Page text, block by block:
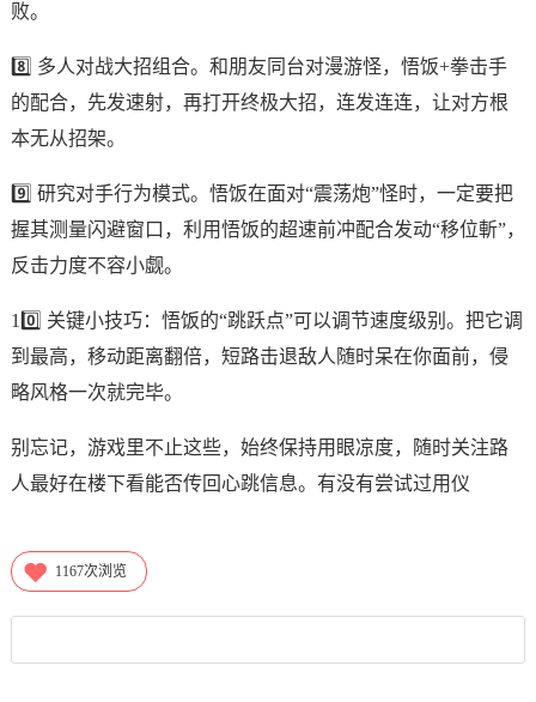
败。
8️⃣ 多人对战大招组合。和朋友同台对漫游怪，悟饭+拳击手
的配合，先发速射，再打开终极大招，连发连连，让对方根
本无从招架。
9️⃣ 研究对手行为模式。悟饭在面对“震荡炮”怪时，一定要把
握其测量闪避窗口，利用悟饭的超速前冲配合发动“移位斬”，
反击力度不容小觑。
10️⃣ 关键小技巧：悟饭的“跳跃点”可以调节速度级别。把它调
到最高，移动距离翻倍，短路击退敌人随时呆在你面前，侵
略风格一次就完毕。
别忘记，游戏里不止这些，始终保持用眼凉度，随时关注路
人最好在楼下看能否传回心跳信息。有没有尝试过用仪
1167次浏览